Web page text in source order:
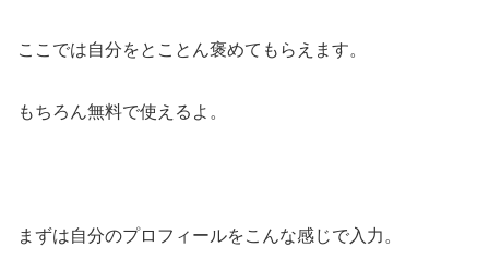
ここでは自分をとことん褒めてもらえます。
もちろん無料で使えるよ。
まずは自分のプロフィールをこんな感じで入力。